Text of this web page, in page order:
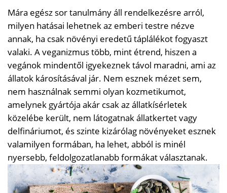
Mára egész sor tanulmány áll rendelkezésre arról,
milyen hatásai lehetnek az emberi testre nézve
annak, ha csak növényi eredetű táplálékot fogyaszt
valaki. A veganizmus több, mint étrend, hiszen a
vegánok mindentől igyekeznek távol maradni, ami az
állatok károsításával jár. Nem esznek mézet sem,
nem használnak semmi olyan kozmetikumot,
amelynek gyártója akár csak az állatkísérletek
közelébe került, nem látogatnak állatkertet vagy
delfináriumot, és szinte kizárólag növényeket esznek
valamilyen formában, ha lehet, abból is minél
nyersebb, feldolgozatlanabb formákat választanak.